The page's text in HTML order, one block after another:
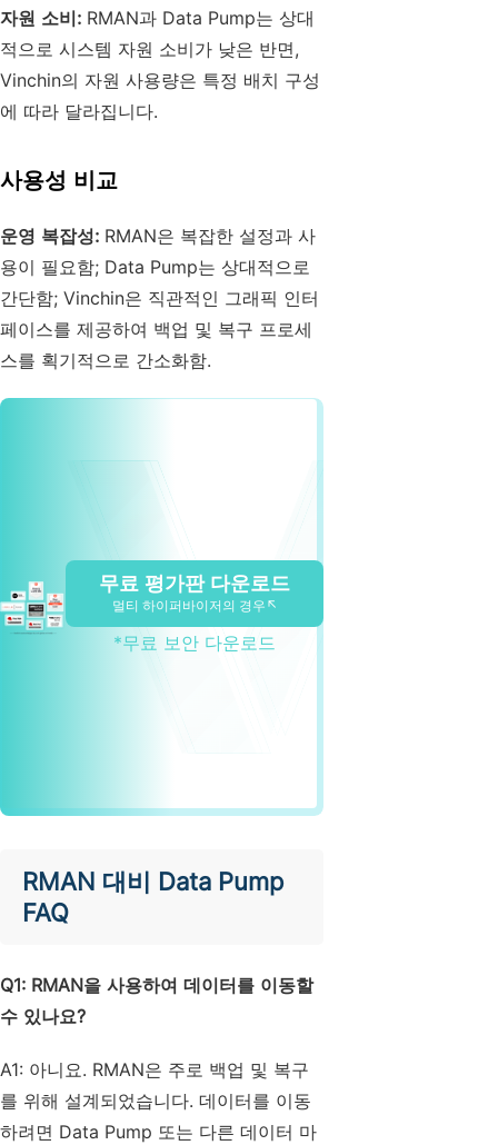
자원 소비: RMAN과 Data Pump는 상대
적으로 시스템 자원 소비가 낮은 반면,
Vinchin의 자원 사용량은 특정 배치 구성
에 따라 달라집니다.
사용성 비교
운영 복잡성: RMAN은 복잡한 설정과 사
용이 필요함; Data Pump는 상대적으로
간단함; Vinchin은 직관적인 그래픽 인터
페이스를 제공하여 백업 및 복구 프로세
스를 획기적으로 간소화함.
무료 평가판 다운로드
멀티 하이퍼바이저의 경우↖
*무료 보안 다운로드
RMAN 대비 Data Pump
FAQ
Q1: RMAN을 사용하여 데이터를 이동할
수 있나요?
A1: 아니요. RMAN은 주로 백업 및 복구
를 위해 설계되었습니다. 데이터를 이동
하려면 Data Pump 또는 다른 데이터 마